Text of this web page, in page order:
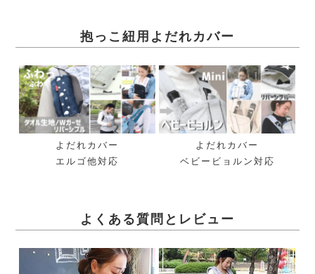
抱っこ紐用よだれカバー
よだれカバー
エルゴ他対応
よだれカバー
ベビービョルン対応
よくある質問とレビュー